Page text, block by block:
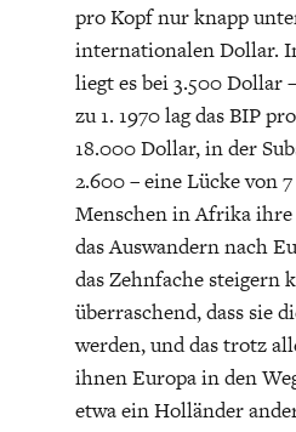
DIE NÄCHSTE
pro Kopf nur knapp
internationalen Dollar.
liegt es bei 3.500 Dollar
zu 1. 1970 lag das BIP
18.000 Dollar, in der
2.600 – eine Lücke von
Menschen in Afrika
das Auswandern nach
das Zehnfache steigern
überraschend, dass sie
werden, und das trotz
ihnen Europa in den
etwa ein Holländer